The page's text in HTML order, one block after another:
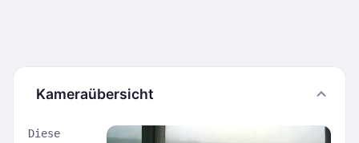
Kameraübersicht
Diese